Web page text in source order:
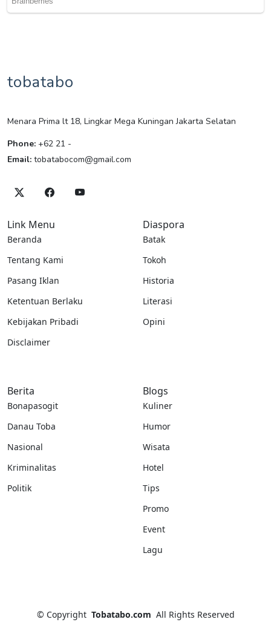
tobatabo
Menara Prima lt 18, Lingkar Mega Kuningan Jakarta Selatan
Phone: +62 21 -
Email: tobatabocom@gmail.com
Link Menu
Beranda
Tentang Kami
Pasang Iklan
Ketentuan Berlaku
Kebijakan Pribadi
Disclaimer
Diaspora
Batak
Tokoh
Historia
Literasi
Opini
Berita
Bonapasogit
Danau Toba
Nasional
Kriminalitas
Politik
Blogs
Kuliner
Humor
Wisata
Hotel
Tips
Promo
Event
Lagu
© Copyright Tobatabo.com All Rights Reserved